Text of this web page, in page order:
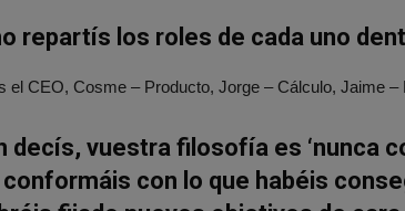
repartís los roles de cada uno
el CEO, Cosme – Producto, Jorge – Cálculo, Jaime –
decís, vuestra filosofía es ‘nunca
con lo que habéis